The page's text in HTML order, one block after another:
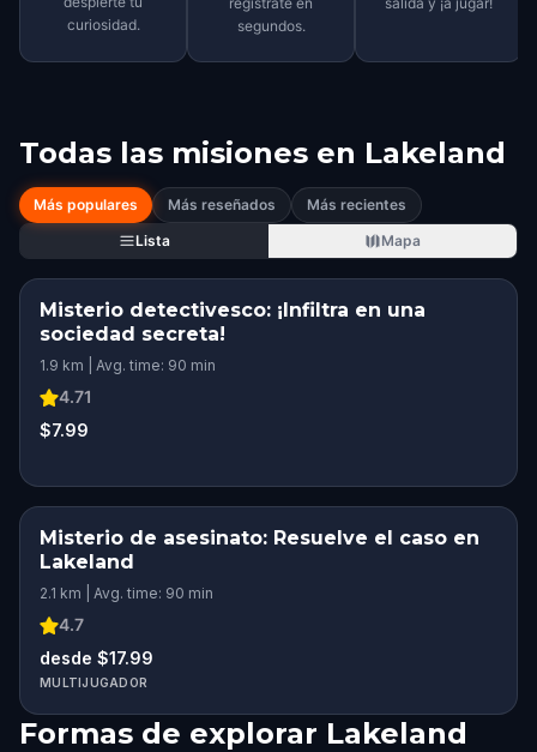
curiosidad.
segundos.
Todas las misiones en Lakeland
Más populares Más reseñados
Más recientes
Lista
Mapa
Misterio detectivesco: ¡Infiltra en una
sociedad secreta!
1.9 km | Avg. time: 90 min
4.71
$7.99
Misterio de asesinato: Resuelve el caso en
Lakeland
2.1 km | Avg. time: 90 min
4.7
desde $17.99
MULTIJUGADOR
Formas de explorar Lakeland